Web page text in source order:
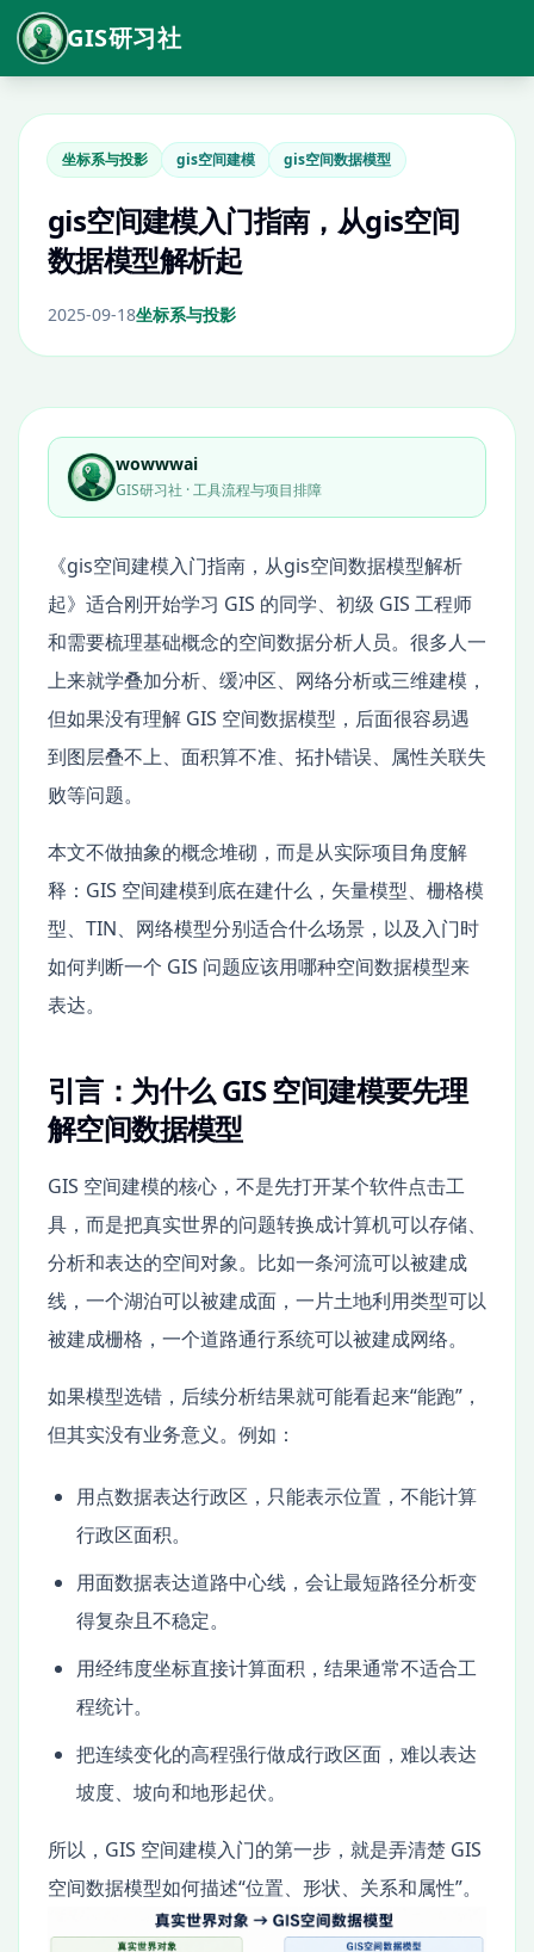
GIS研习社
坐标系与投影 gis空间建模 gis空间数据模型
gis空间建模入门指南，从gis空间
数据模型解析起
2025-09-18坐标系与投影
wowwwai
GIS研习社 · 工具流程与项目排障
《gis空间建模入门指南，从gis空间数据模型解析
起》适合刚开始学习 GIS 的同学、初级 GIS 工程师
和需要梳理基础概念的空间数据分析人员。很多人一
上来就学叠加分析、缓冲区、网络分析或三维建模，
但如果没有理解 GIS 空间数据模型，后面很容易遇
到图层叠不上、面积算不准、拓扑错误、属性关联失
败等问题。
本文不做抽象的概念堆砌，而是从实际项目角度解
释：GIS 空间建模到底在建什么，矢量模型、栅格模
型、TIN、网络模型分别适合什么场景，以及入门时
如何判断一个 GIS 问题应该用哪种空间数据模型来
表达。
引言：为什么 GIS 空间建模要先理
解空间数据模型
GIS 空间建模的核心，不是先打开某个软件点击工
具，而是把真实世界的问题转换成计算机可以存储、
分析和表达的空间对象。比如一条河流可以被建成
线，一个湖泊可以被建成面，一片土地利用类型可以
被建成栅格，一个道路通行系统可以被建成网络。
如果模型选错，后续分析结果就可能看起来“能跑”，
但其实没有业务意义。例如：
用点数据表达行政区，只能表示位置，不能计算
行政区面积。
用面数据表达道路中心线，会让最短路径分析变
得复杂且不稳定。
用经纬度坐标直接计算面积，结果通常不适合工
程统计。
把连续变化的高程强行做成行政区面，难以表达
坡度、坡向和地形起伏。
所以，GIS 空间建模入门的第一步，就是弄清楚 GIS
空间数据模型如何描述“位置、形状、关系和属性”。